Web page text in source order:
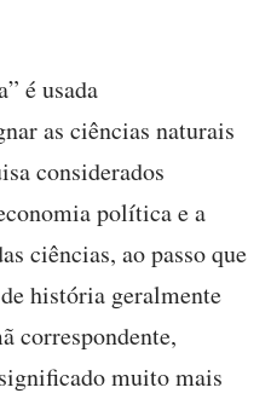
é usada
as ciências naturais
considerados
política e a
ciências, ao passo que
história geralmente
correspondente,
muito mais